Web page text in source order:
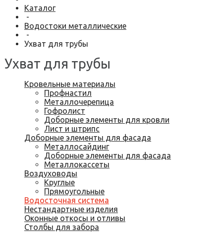
Каталог
-
Водостоки металлические
-
Ухват для трубы
Ухват для трубы
Кровельные материалы
Профнастил
Металлочерепица
Гофролист
Доборные элементы для кровли
Лист и штрипс
Доборные элементы для фасада
Металлосайдинг
Доборные элементы для фасада
Металлокассеты
Воздуховоды
Круглые
Прямоугольные
Водосточная система
Нестандартные изделия
Оконные откосы и отливы
Столбы для забора